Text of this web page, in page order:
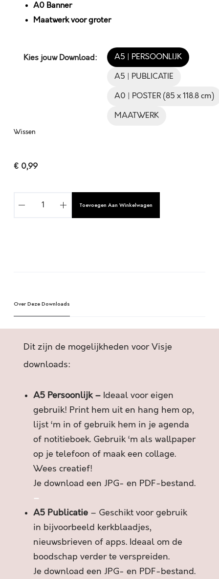
A0 Banner
Maatwerk voor groter
Kies jouw Download: A5 | PERSOONLIJK
A5 | PUBLICATIE
A0 | POSTER (85 x 118.8 cm)
MAATWERK
Wissen
€ 0,99
O
N
U
4
0
G
E
N
E
E
N
S
I
A
L
E
D
Toevoegen Aan Winkelwagen
r
n
a
Over Deze Downloads
Dit zijn de mogelijkheden voor Visje
downloads:
A5 Persoonlijk – Ideaal voor eigen
gebruik! Print hem uit en hang hem op,
lijst ‘m in of gebruik hem in je agenda
of notitieboek. Gebruik ‘m als wallpaper
op je telefoon of maak een collage.
Wees creatief!
Je download een JPG- en PDF-bestand.
–
A5 Publicatie – Geschikt voor gebruik
in bijvoorbeeld kerkblaadjes,
nieuwsbrieven of apps. Ideaal om de
boodschap verder te verspreiden.
Je download een JPG- en PDF-bestand.